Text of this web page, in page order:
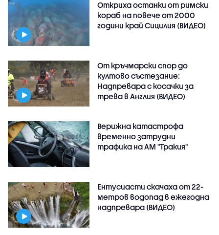
Откриха останки от римски
кораб на повече от 2000
години край Сицилия (ВИДЕО)
От кръчмарски спор до
култово състезание:
Надпревара с косачки за
трева в Англия (ВИДЕО)
Верижна катастрофа
временно затрудни
трафика на АМ "Тракия"
Ентусиасти скачаха от 22-
метров водопад в ежегодна
надпревара (ВИДЕО)